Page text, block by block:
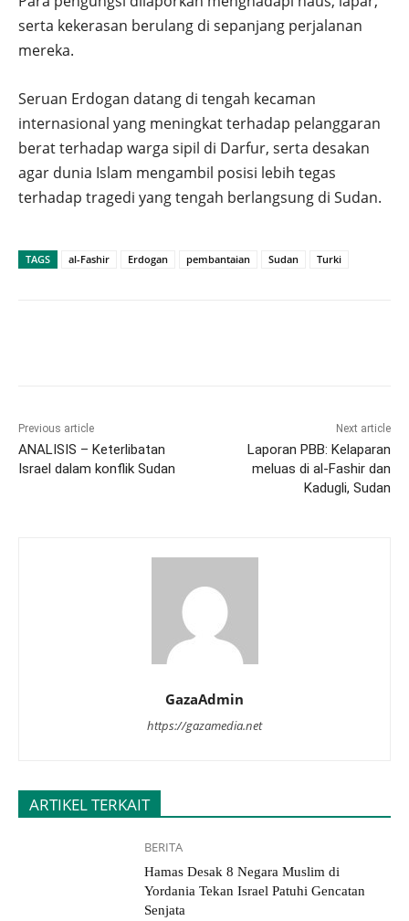
serta kekerasan berulang di sepanjang perjalanan
mereka.
Seruan Erdogan datang di tengah kecaman
internasional yang meningkat terhadap pelanggaran
berat terhadap warga sipil di Darfur, serta desakan
agar dunia Islam mengambil posisi lebih tegas
terhadap tragedi yang tengah berlangsung di Sudan.
TAGS al-Fashir Erdogan pembantaian Sudan Turki
Previous article
ANALISIS – Keterlibatan
Israel dalam konflik Sudan
Next article
Laporan PBB: Kelaparan
meluas di al-Fashir dan
Kadugli, Sudan
GazaAdmin
https://gazamedia.net
ARTIKEL TERKAIT
BERITA
Hamas Desak 8 Negara Muslim di
Yordania Tekan Israel Patuhi Gencatan
Senjata